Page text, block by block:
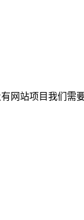
网站项目我们需